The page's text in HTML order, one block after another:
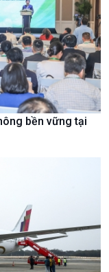
6h
12h
18h
21h30
mục
Thời sự
giới
quốc tế
bền vững tại